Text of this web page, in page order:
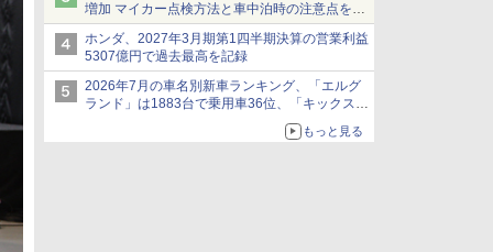
増加 マイカー点検方法と車中泊時の注意点を呼
びかけ
ホンダ、2027年3月期第1四半期決算の営業利益
5307億円で過去最高を記録
2026年7月の車名別新車ランキング、「エルグ
ランド」は1883台で乗用車36位、「キックス」
もっと見る